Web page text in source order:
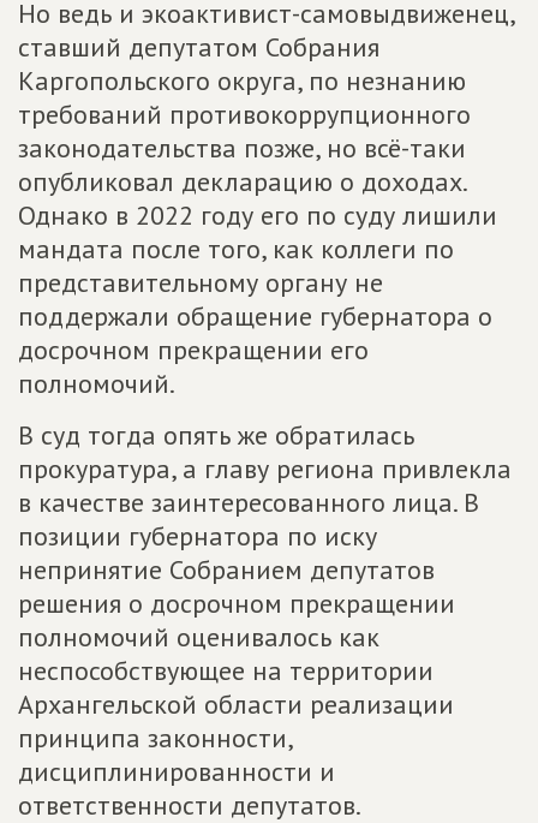
Но ведь и экоактивист-самовыдвиженец,
ставший депутатом Собрания
Каргопольского округа, по незнанию
требований противокоррупционного
законодательства позже, но всё-таки
опубликовал декларацию о доходах.
Однако в 2022 году его по суду лишили
мандата после того, как коллеги по
представительному органу не
поддержали обращение губернатора о
досрочном прекращении его
полномочий.
В суд тогда опять же обратилась
прокуратура, а главу региона привлекла
в качестве заинтересованного лица. В
позиции губернатора по иску
непринятие Собранием депутатов
решения о досрочном прекращении
полномочий оценивалось как
неспособствующее на территории
Архангельской области реализации
принципа законности,
дисциплинированности и
ответственности депутатов.